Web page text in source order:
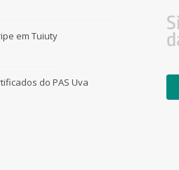
em Tuiuty
do PAS Uva